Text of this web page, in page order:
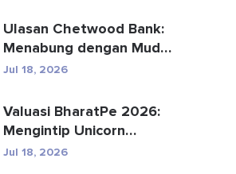
Ulasan Chetwood Bank:
Menabung dengan Mudah
dan Perbankan yang
Jul 18, 2026
Valuasi BharatPe 2026:
Mengintip Unicorn
Fintech Senilai $2,85 Mil...
Jul 18, 2026